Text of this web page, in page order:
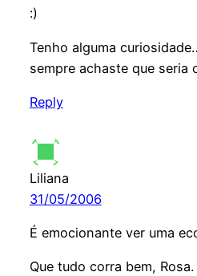
:)
Tenho alguma
sempre achaste que seria
Reply
Liliana
31/05/2006
É emocionante ver uma
Que tudo corra bem, Rosa.